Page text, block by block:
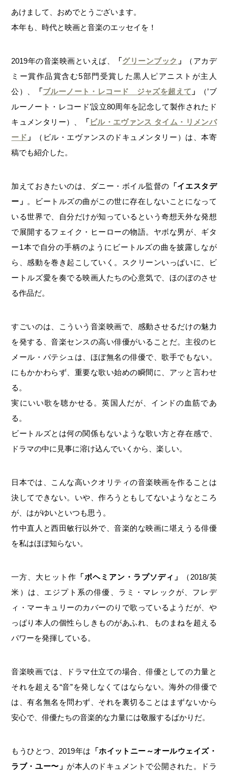
あけまして、おめでとうございます。
本年も、時代と映画と音楽のエッセイを！
2019年の音楽映画といえば、 「グリーンブック 」
（アカデ
ミー賞作品賞含む5部門受賞した黒人ピアニストが主人
公）、
「ブルーノート・レコード ジャズを超えて 」
（’ブ
ルーノート・レコード’設立80周年を記念して製作されたド
キュメンタリー）、
「 ビル・エヴァンス タイム・リメンバ
ード 」
（ビル・エヴァンスのドキュメンタリー）は、本寄
稿でも紹介した。
加えておきたいのは、ダニー・ボイル監督の 「イエスタデ
ー」 。ビートルズの曲がこの世に存在しないことになって
いる世界で、自分だけが知っているという奇想天外な発想
で展開するフェイク・ヒーローの物語。ヤボな男が、ギタ
ー1本で自分の手柄のようにビートルズの曲を披露しなが
ら、感動を巻き起こしていく。スクリーンいっぱいに、ビ
ートルズ愛を奏でる映画人たちの心意気で、ほのぼのさせ
る作品だ。
すごいのは、こういう音楽映画で、感動させるだけの魅力
を発する、音楽センスの高い俳優がいることだ。主役のヒ
メール・パテシュは、ほぼ無名の俳優で、歌手でもない。
にもかかわらず、重要な歌い始めの瞬間に、アッと言わせ
る。
実にいい歌を聴かせる。英国人だが、インドの血筋であ
る。
ビートルズとは何の関係もないような歌い方と存在感で、
ドラマの中に見事に溶け込んでいくから、楽しい。
日本では、こんな高いクオリティの音楽映画を作ることは
決してできない。いや、作ろうともしてないようなところ
が、はがゆいといつも思う。
竹中直人と西田敏行以外で、音楽的な映画に堪えうる俳優
を私はほぼ知らない。
一方、大ヒット作 「ボヘミアン・ラプソディ」
（2018/英
米）は、エジプト系の俳優、ラミ・マレックが、フレデ
ィ・マーキュリーのカバーのりで歌っているようだが、や
っぱり本人の個性らしきものがあふれ、ものまねを超える
パワーを発揮している。
音楽映画では、ドラマ仕立ての場合、俳優としての力量と
それを超える“音”を発しなくてはならない。海外の俳優で
は、有名無名を問わず、それを裏切ることはまずないから
安心で、俳優たちの音楽的な力量には敬服するばかりだ。
もうひとつ、2019年は 「ホイットニー～オールウェイズ・
ラブ・ユー〜」 が本人のドキュメントで公開された。ドラ